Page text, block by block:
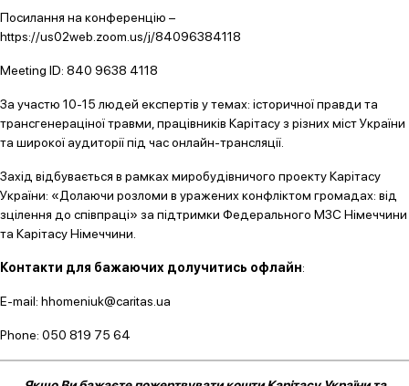
Посилання на конференцію –
https://us02web.zoom.us/j/84096384118
Meeting ID: 840 9638 4118
За участю 10-15 людей експертів у темах: історичної правди та
трансгенераціної травми, працівників Карітасу з різних міст України
та широкої аудиторії під час онлайн-трансляції.
Захід відбувається в рамках миробудівничого проекту Карітасу
України: «Долаючи розломи в уражених конфліктом громадах: від
зцілення до співпраці» за підтримки Федерального МЗС Німеччини
та Карітасу Німеччини.
Контакти для бажаючих долучитись офлайн:
E-mail: hhomeniuk@caritas.ua
Phone: 050 819 75 64